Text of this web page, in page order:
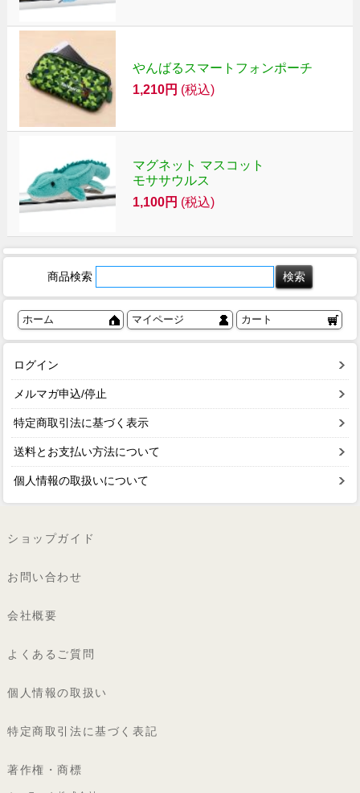
やんばるスマートフォンポーチ
1,210円 (税込)
マグネット マスコット
モササウルス
1,100円 (税込)
商品検索
ホーム マイページ カート
ログイン
メルマガ申込/停止
特定商取引法に基づく表示
送料とお支払い方法について
個人情報の取扱いについて
ショップガイド
お問い合わせ
会社概要
よくあるご質問
個人情報の取扱い
特定商取引法に基づく表記
著作権・商標